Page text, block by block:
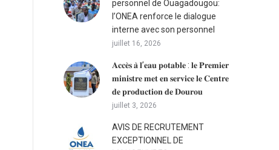
personnel de Ouagadougou:
l’ONEA renforce le dialogue
interne avec son personnel
juillet 16, 2026
𝐀𝐜𝐜𝐞̀𝐬 𝐚̀ 𝐥’𝐞𝐚𝐮 𝐩𝐨𝐭𝐚𝐛𝐥𝐞 : 𝐥𝐞 𝐏𝐫𝐞𝐦𝐢𝐞𝐫
𝐦𝐢𝐧𝐢𝐬𝐭𝐫𝐞 𝐦𝐞𝐭 𝐞𝐧 𝐬𝐞𝐫𝐯𝐢𝐜𝐞 𝐥𝐞 𝐂𝐞𝐧𝐭𝐫𝐞
𝐝𝐞 𝐩𝐫𝐨𝐝𝐮𝐜𝐭𝐢𝐨𝐧 𝐝𝐞 𝐃𝐨𝐮𝐫𝐨𝐮
juillet 3, 2026
AVIS DE RECRUTEMENT
EXCEPTIONNEL DE